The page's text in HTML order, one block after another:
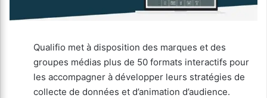
Qualifio met à disposition des marques et des
groupes médias plus de 50 formats interactifs pour
les accompagner à développer leurs stratégies de
collecte de données et d’animation d’audience.